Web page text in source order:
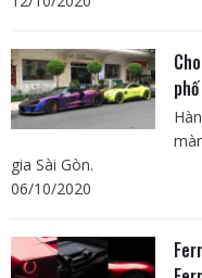
gia Sài Gòn.
06/10/2020